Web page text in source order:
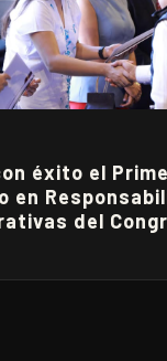
éxito el
en
del